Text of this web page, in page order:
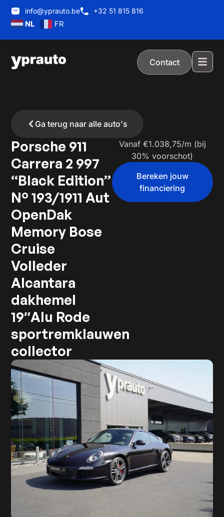
info@yprauto.be +32 51 815 816
NL FR
Contact
Ga terug naar alle auto's
Porsche 911
Carrera 2 997
“Black Edition”
N° 193/1911 Aut
OpenDak
Memory Bose
Cruise
Volleder
Alcantara
dakhemel
19″Alu Rode
sportremklauwen
collector
Vanaf €1.038,75/m (bij
30% voorschot)
Bereken jouw
financiering